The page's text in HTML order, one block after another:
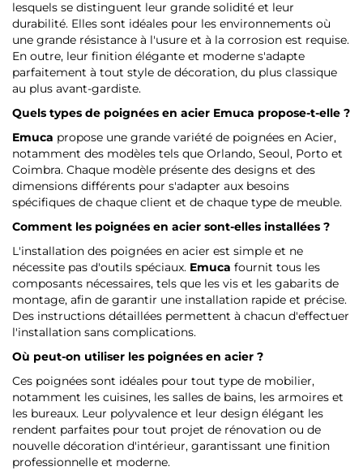
lesquels se distinguent leur grande solidité et leur
durabilité. Elles sont idéales pour les environnements où
une grande résistance à l'usure et à la corrosion est requise.
En outre, leur finition élégante et moderne s'adapte
parfaitement à tout style de décoration, du plus classique
au plus avant-gardiste.
Quels types de poignées en acier Emuca propose-t-elle ?
Emuca propose une grande variété de poignées en Acier,
notamment des modèles tels que Orlando, Seoul, Porto et
Coimbra. Chaque modèle présente des designs et des
dimensions différents pour s'adapter aux besoins
spécifiques de chaque client et de chaque type de meuble.
Comment les poignées en acier sont-elles installées ?
L'installation des poignées en acier est simple et ne
nécessite pas d'outils spéciaux. Emuca fournit tous les
composants nécessaires, tels que les vis et les gabarits de
montage, afin de garantir une installation rapide et précise.
Des instructions détaillées permettent à chacun d'effectuer
l'installation sans complications.
Où peut-on utiliser les poignées en acier ?
Ces poignées sont idéales pour tout type de mobilier,
notamment les cuisines, les salles de bains, les armoires et
les bureaux. Leur polyvalence et leur design élégant les
rendent parfaites pour tout projet de rénovation ou de
nouvelle décoration d'intérieur, garantissant une finition
professionnelle et moderne.